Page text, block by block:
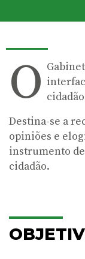
O
Destina-se a
opiniões e
instrumento
cidadão.